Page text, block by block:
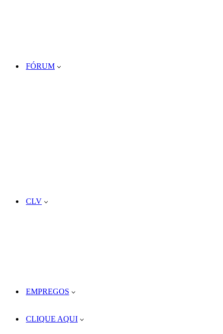
FÓRUM
CLV
EMPREGOS
CLIQUE AQUI